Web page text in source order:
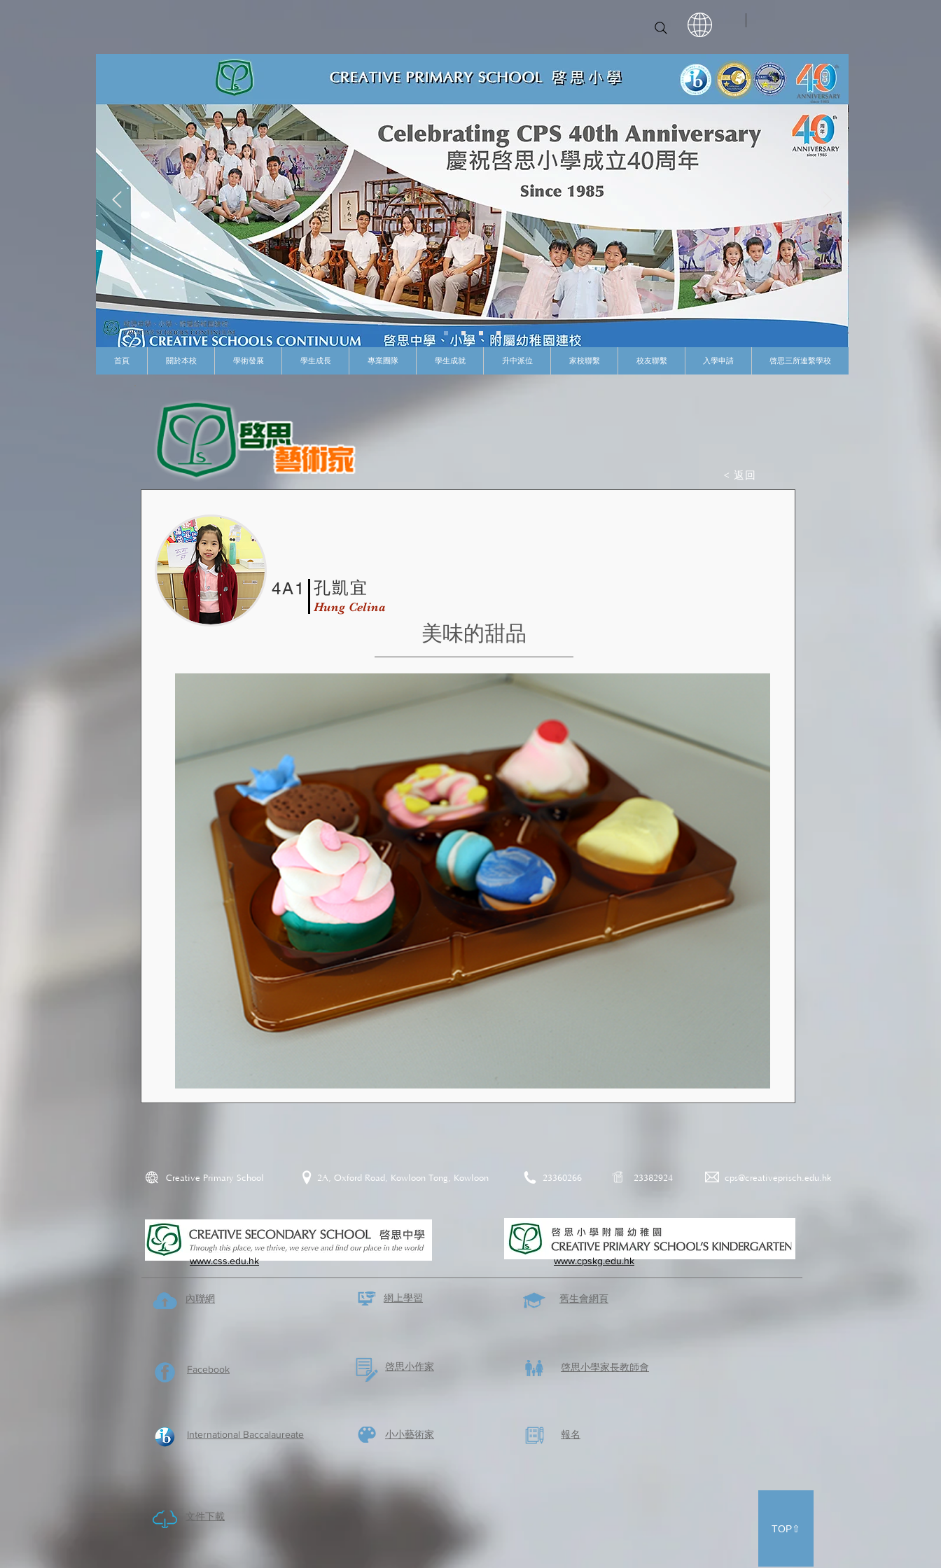
首頁 關於本校 學術發展 學生成長 專業團隊 學生成就 升中派位 家校聯繫 校友聯繫 入學申請 啓思三所連繫學校
< 返回
孔凱宜
4A1
Hung Celina
美味的甜品
Creative Primary School 2A, Oxford Road, Kowloon Tong, Kowloon 23360266 23382924 cps@creativeprisch.edu.hk
www.css.edu.hk www.cpskg.edu.hk
內聯網
Facebook
International Baccalaureate
​文件下載
網上學習 ​舊生會網頁
啓思​小作家 ​啓思小學家長教師會
​小小藝術家 ​報名
TOP⇧